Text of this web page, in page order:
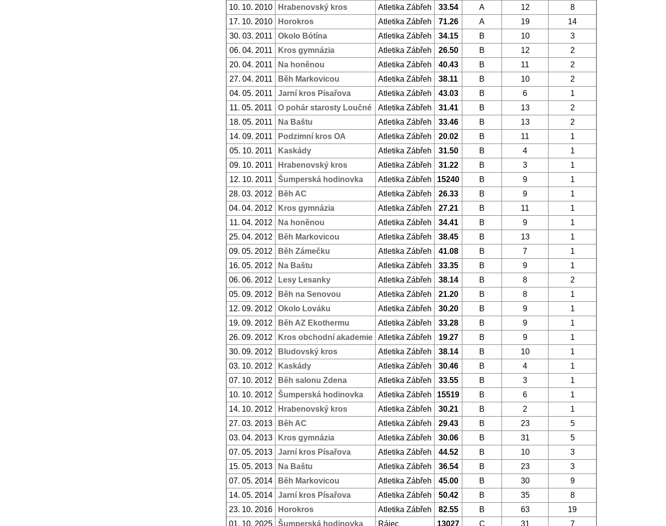
10. 10. 2010
Hrabenovský kros Atletika Zábřeh 33.54 A 12
8
17. 10. 2010
Horokros Atletika Zábřeh 71.26 A 19
14
30. 03. 2011
Okolo Bótína Atletika Zábřeh 34.15 B 10
3
06. 04. 2011
Kros gymnázia Atletika Zábřeh 26.50 B 12
2
20. 04. 2011
Na honěnou Atletika Zábřeh 40.43 B 11
2
27. 04. 2011
Běh Markovicou Atletika Zábřeh 38.11 B 10
2
04. 05. 2011
Jarní kros Písařova Atletika Zábřeh 43.03 B 6
1
11. 05. 2011
O pohár starosty Loučné Atletika Zábřeh 31.41 B 13
2
18. 05. 2011
Na Baštu Atletika Zábřeh 33.46 B 13
2
14. 09. 2011
Podzimní kros OA Atletika Zábřeh 20.02 B 11
1
05. 10. 2011
Kaskády Atletika Zábřeh 31.50 B 4
1
09. 10. 2011
Hrabenovský kros Atletika Zábřeh 31.22 B 3
1
12. 10. 2011
Šumperská hodinovka Atletika Zábřeh 15240 B 9
1
28. 03. 2012
Běh AC Atletika Zábřeh 26.33 B 9
1
04. 04. 2012
Kros gymnázia Atletika Zábřeh 27.21 B 11
1
11. 04. 2012
Na honěnou Atletika Zábřeh 34.41 B 9
1
25. 04. 2012
Běh Markovicou Atletika Zábřeh 38.45 B 13
1
09. 05. 2012
Běh Zámečku Atletika Zábřeh 41.08 B 7
1
16. 05. 2012
Na Baštu Atletika Zábřeh 33.35 B 9
1
06. 06. 2012
Lesy Lesanky Atletika Zábřeh 38.14 B 8
2
05. 09. 2012
Běh na Senovou Atletika Zábřeh 21.20 B 8
1
12. 09. 2012
Okolo Lováku Atletika Zábřeh 30.20 B 9
1
19. 09. 2012
Běh AZ Ekothermu Atletika Zábřeh 33.28 B 9
1
26. 09. 2012
Kros obchodní akademie Atletika Zábřeh 19.27 B 9
1
30. 09. 2012
Bludovský kros Atletika Zábřeh 38.14 B 10
1
03. 10. 2012
Kaskády Atletika Zábřeh 30.46 B 4
1
07. 10. 2012
Běh salonu Zdena Atletika Zábřeh 33.55 B 3
1
10. 10. 2012
Šumperská hodinovka Atletika Zábřeh 15519 B 6
1
14. 10. 2012
Hrabenovský kros Atletika Zábřeh 30.21 B 2
1
27. 03. 2013
Běh AC Atletika Zábřeh 29.43 B 23
5
03. 04. 2013
Kros gymnázia Atletika Zábřeh 30.06 B 31
5
07. 05. 2013
Jarní kros Písařova Atletika Zábřeh 44.52 B 10
3
15. 05. 2013
Na Baštu Atletika Zábřeh 36.54 B 23
3
07. 05. 2014
Běh Markovicou Atletika Zábřeh 45.00 B 30
9
14. 05. 2014
Jarní kros Písařova Atletika Zábřeh 50.42 B 35
8
23. 10. 2016
Horokros Atletika Zábřeh 82.55 B 63
19
01. 10. 2025
Šumperská hodinovka Rájec 13027 C 31 7